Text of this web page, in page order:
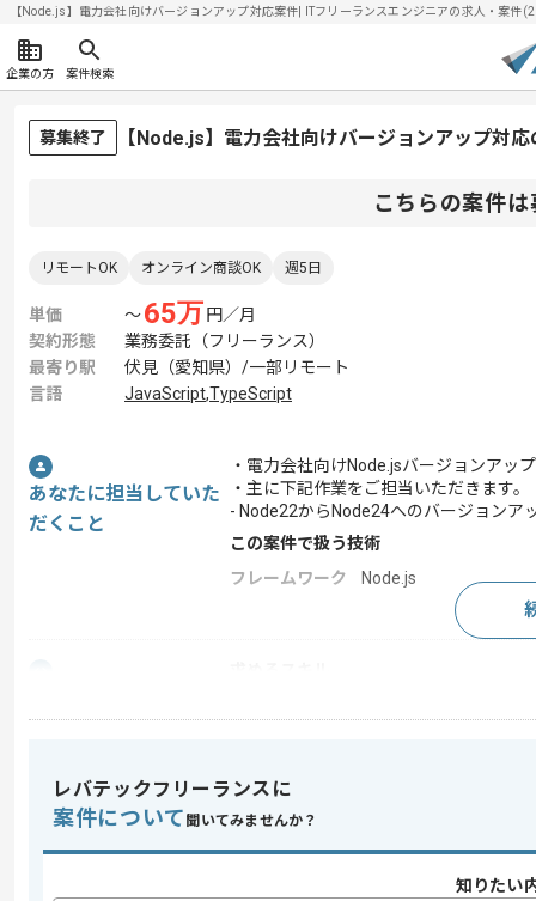
【Node.js】電力会社向けバージョンアップ対応案件| ITフリーランスエンジニアの求人・案件
企業の方 案件検索
募集終了 【Node.js】電力会社向けバージョンアップ対
こちらの案件
リモートOK オンライン商談OK 週5日
単価 〜65万 円／月
契約形態
業務委託（フリーランス）
最寄り駅
伏見（愛知県）/一部リモート
言語
JavaScript,TypeScript
あなたに担当していた
だくこと
・電力会社向けNode.jsバージョンアッ
・主に下記作業をご担当いただきます。
- Node22からNode24へのバージョンア
この案件で扱う技術
フレームワーク
Node.js
・Node.jsを用いた開発の経験
・Reactを用いた開発の経験
・Azure環境でのWebシステム開発経験
レバテックフリーランスに
案件について 聞いてみませんか？
知りたい